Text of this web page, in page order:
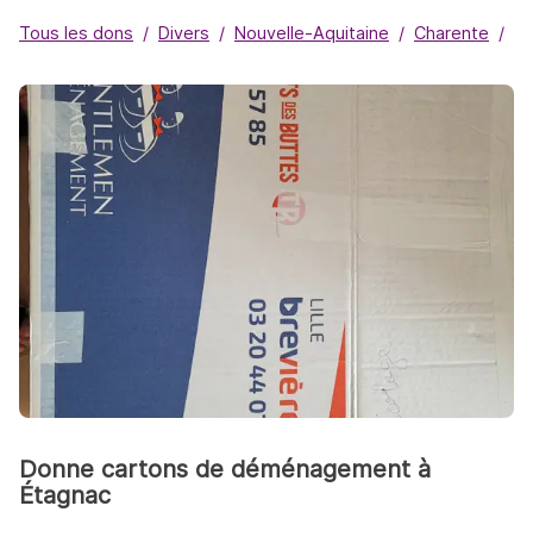
Tous les dons Divers Nouvelle-Aquitaine Charente
Donne cartons de déménagement à
Étagnac